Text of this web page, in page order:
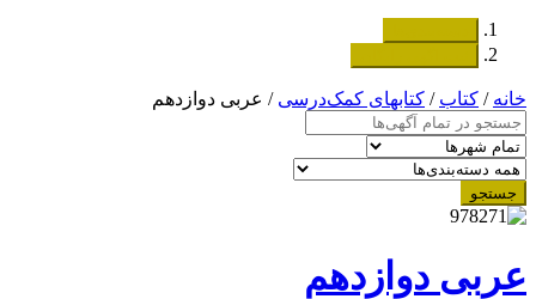
خانه/ کتاب/ کتابهای کمک‌درسی / عربی دوازدهم
جستجو
عربی دوازدهم